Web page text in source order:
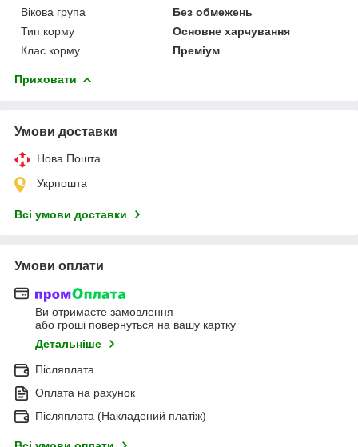
Вікова група
Без обмежень
Тип корму
Основне харчування
Клас корму
Преміум
Приховати
Умови доставки
Нова Пошта
Укрпошта
Всі умови доставки
Умови оплати
Ви отримаєте замовлення
або гроші повернуться на вашу картку
Детальніше
Післяплата
Оплата на рахунок
Післяплата (Накладений платіж)